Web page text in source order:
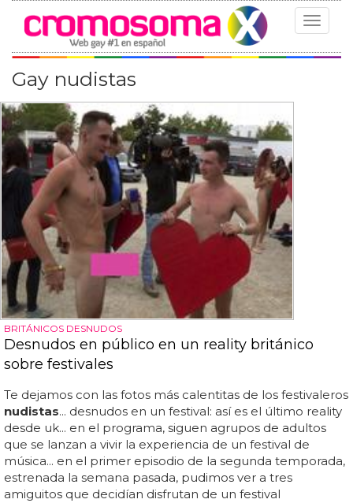
Toggle
Gay nudistas
BRITÁNICOS DESNUDOS
Desnudos en público en un reality británico
sobre festivales
Te dejamos con las fotos más calentitas de los festivaleros
nudistas... desnudos en un festival: así es el último reality
desde uk... en el programa, siguen agrupos de adultos
que se lanzan a vivir la experiencia de un festival de
música... en el primer episodio de la segunda temporada,
estrenada la semana pasada, pudimos ver a tres
amiguitos que decidían disfrutan de un festival